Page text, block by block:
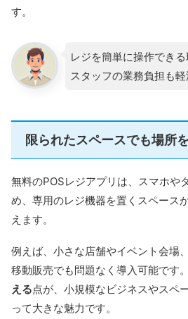
す。
レジを簡単に操作できる
スタッフの業務負担も軽
限られたスペースでも場所
無料のPOSレジアプリは、スマホや
め、専用のレジ機器を置くスペース
えます。
例えば、小さな店舗やイベント会場
移動販売でも問題なく導入可能です。
える点が、小規模なビジネスやスペ
って大きな魅力です。